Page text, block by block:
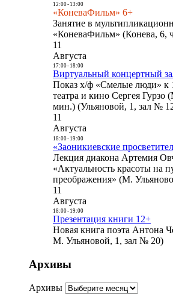
12:00- 13:00
«КоневаФильм» 6+
Занятие в
«КоневаФильм» (Конева, 6,
11
Августа
17:00- 18:00
Виртуальный концертный
Показ х/ф «Смелые люди» к
театра и кино Сергея
мин.) (Ульяновой, 1, зал №
11
Августа
18:00- 19:00
«Заоникиевские
Лекция диакона Артемия
«Актуальность красоты на
преображения» (М.
11
Августа
18:00- 19:00
Презентация книги 12+
Новая книга поэта Антона
М. Ульяновой, 1, зал № 20)
Архивы
Архивы